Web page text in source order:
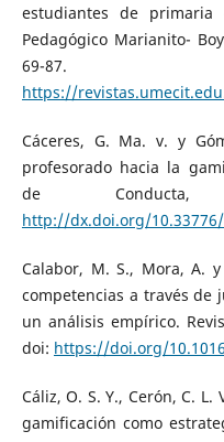
estudiantes de primaria
Pedagógico Marianito-
69-87.
https://
Cáceres, G. Ma. v. y
profesorado hacia la
de Conducta,
http://dx.doi.org/10.33776/
Calabor, M. S., Mora, A.
competencias a través de
un análisis empírico.
doi: https://doi.org/
Cáliz, O. S. Y., Cerón, C. L.
gamificación como